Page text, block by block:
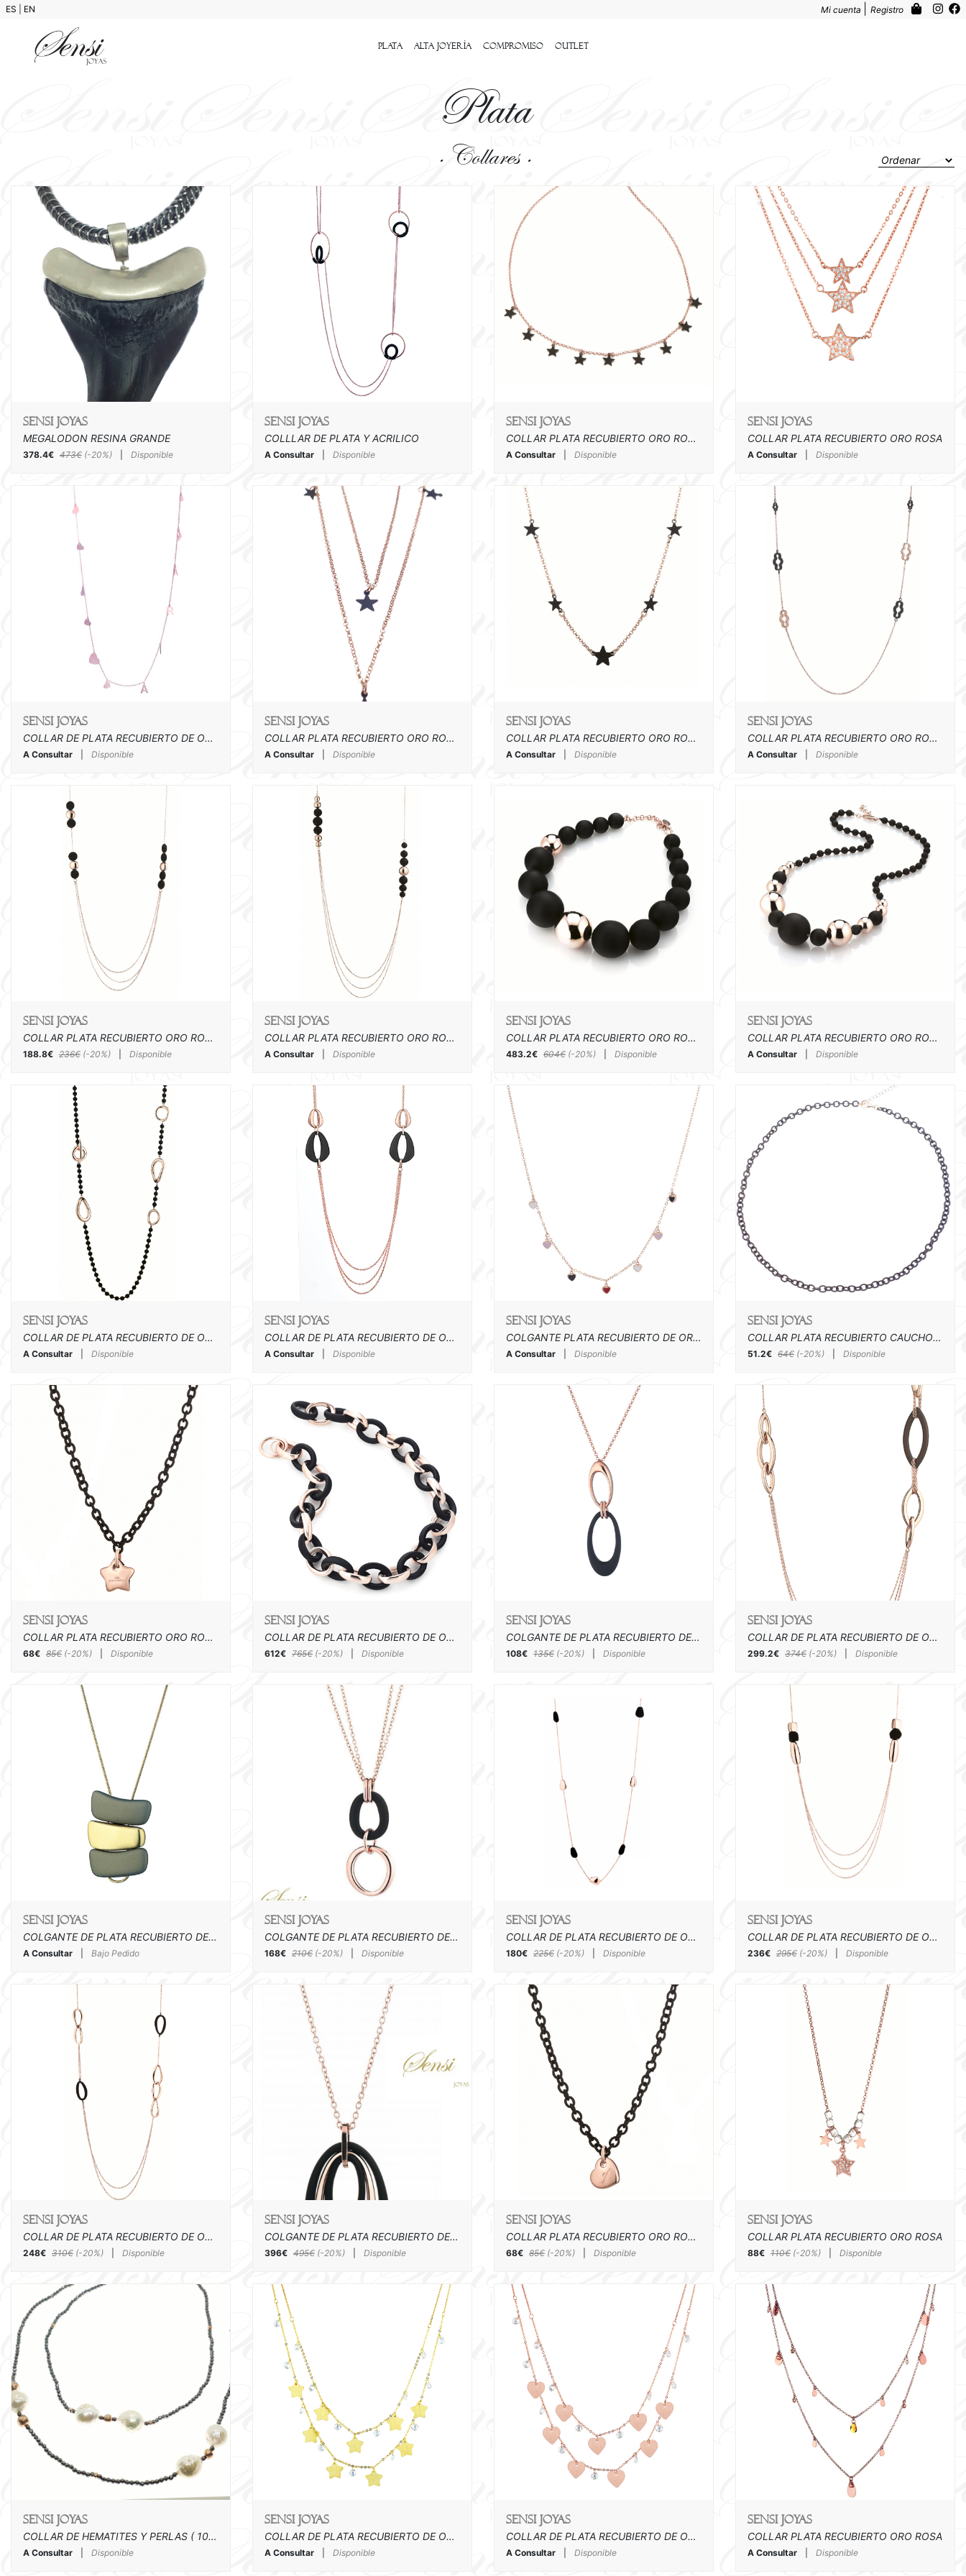
ES EN Mi cuenta Registro
Plata Alta Joyería Compromiso outlet
Plata
· Collares ·
SENSI joyas
MEGALODON RESINA GRANDE
378.4€ 473€ (-20%) Disponible
SENSI joyas
COLLLAR DE PLATA Y ACRILICO
A Consultar Disponible
SENSI joyas
COLLAR PLATA RECUBIERTO ORO ROSA Y CAUCHO
A Consultar Disponible
SENSI joyas
COLLAR PLATA RECUBIERTO ORO ROSA
A Consultar Disponible
SENSI joyas
COLLAR DE PLATA RECUBIERTO DE ORO ROSA
A Consultar Disponible
SENSI joyas
COLLAR PLATA RECUBIERTO ORO ROSA ( 90 cm )
A Consultar Disponible
SENSI joyas
COLLAR PLATA RECUBIERTO ORO ROSA Y CAUCHO
A Consultar Disponible
SENSI joyas
COLLAR PLATA RECUBIERTO ORO ROSA Y CAUCHO
A Consultar Disponible
SENSI joyas
COLLAR PLATA RECUBIERTO ORO ROSA Y CAUCHO
188.8€ 236€ (-20%) Disponible
SENSI joyas
COLLAR PLATA RECUBIERTO ORO ROSA Y CAUCHO
A Consultar Disponible
SENSI joyas
COLLAR PLATA RECUBIERTO ORO ROSA Y CAUCHO
483.2€ 604€ (-20%) Disponible
SENSI joyas
COLLAR PLATA RECUBIERTO ORO ROSA Y CAUCHO
A Consultar Disponible
SENSI joyas
COLLAR DE PLATA RECUBIERTO DE ORO ROSA Y ACRILICO
A Consultar Disponible
SENSI joyas
COLLAR DE PLATA RECUBIERTO DE ORO ROSA Y ACRILICO
A Consultar Disponible
SENSI joyas
COLGANTE PLATA RECUBIERTO DE ORO ROSA
A Consultar Disponible
SENSI joyas
COLLAR PLATA RECUBIERTO CAUCHO ( 48 cm )
51.2€ 64€ (-20%) Disponible
SENSI joyas
COLLAR PLATA RECUBIERTO ORO ROSA Y CAUCHO ( 48+3,5 cm )
68€ 85€ (-20%) Disponible
SENSI joyas
COLLAR DE PLATA RECUBIERTO DE ORO ROSA Y ACRILICO
612€ 765€ (-20%) Disponible
SENSI joyas
COLGANTE DE PLATA RECUBIERTO DE ORO ROSA Y ACRILICO
108€ 135€ (-20%) Disponible
SENSI joyas
COLLAR DE PLATA RECUBIERTO DE ORO ROSA Y ACRILICO
299.2€ 374€ (-20%) Disponible
SENSI joyas
COLGANTE DE PLATA RECUBIERTO DE ORO Y ACRILICO
A Consultar Bajo Pedido
SENSI joyas
COLGANTE DE PLATA RECUBIERTO DE ORO ROSA Y ACRILICO
168€ 210€ (-20%) Disponible
SENSI joyas
COLLAR DE PLATA RECUBIERTO DE ORO ROSA Y ACRILICO
180€ 225€ (-20%) Disponible
SENSI joyas
COLLAR DE PLATA RECUBIERTO DE ORO ROSA Y ACRILICO
236€ 295€ (-20%) Disponible
SENSI joyas
COLLAR DE PLATA RECUBIERTO DE ORO ROSA Y ACRILICO
248€ 310€ (-20%) Disponible
SENSI joyas
COLGANTE DE PLATA RECUBIERTO DE ORO ROSA Y ACRILICO
396€ 495€ (-20%) Disponible
SENSI joyas
COLLAR PLATA RECUBIERTO ORO ROSA Y CAUCHO ( 48+3,5 cm )
68€ 85€ (-20%) Disponible
SENSI joyas
COLLAR PLATA RECUBIERTO ORO ROSA
88€ 110€ (-20%) Disponible
SENSI joyas
COLLAR DE HEMATITES Y PERLAS ( 100 CM )
A Consultar Disponible
SENSI joyas
COLLAR DE PLATA RECUBIERTO DE ORO
A Consultar Disponible
SENSI joyas
COLLAR DE PLATA RECUBIERTO DE ORO ROSA
A Consultar Disponible
SENSI joyas
COLLAR PLATA RECUBIERTO ORO ROSA
A Consultar Disponible